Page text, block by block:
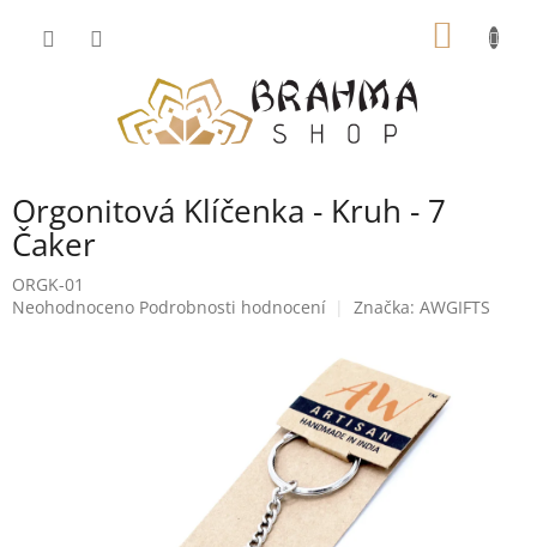
Orgonitová Klíčenka - Kruh - 7
Čaker
ORGK-01
Průměrné
Neohodnoceno Podrobnosti hodnocení Značka: AWGIFTS